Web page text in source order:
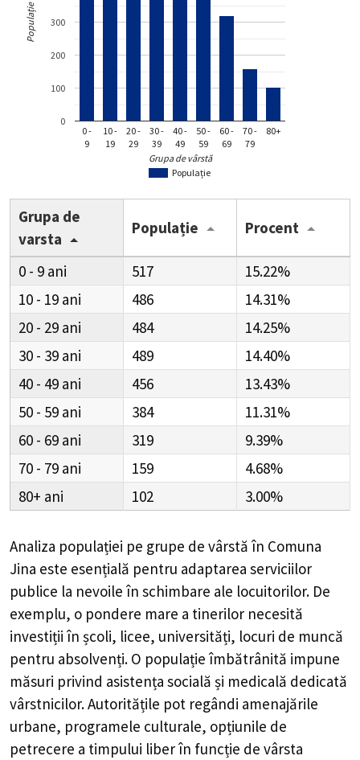
Populație
0 -
9
10 -
19
20 -
29
30 -
39
40 -
49
50 -
59
60 -
69
70 -
79
80+
0
100
200
300
Grupa de vârstă
Populație
Grupa de
varsta
Populație Procent
0 - 9 517
15.22%
10 - 19
486
14.31%
20 - 29
484
14.25%
30 - 39
489
14.40%
40 - 49
456
13.43%
50 - 59
384
11.31%
60 - 69
319
9.39%
70 - 79
159
4.68%
80+
102 3.00%
Analiza populației pe grupe de vârstă în Comuna
Jina este esențială pentru adaptarea serviciilor
publice la nevoile în schimbare ale locuitorilor. De
exemplu, o pondere mare a tinerilor necesită
investiții în școli, licee, universități, locuri de muncă
pentru absolvenți. O populație îmbătrânită impune
măsuri privind asistența socială și medicală dedicată
vârstnicilor. Autoritățile pot regândi amenajările
urbane, programele culturale, opțiunile de
petrecere a timpului liber în funcție de vârsta